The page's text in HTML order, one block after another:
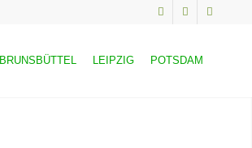
BRUNSBÜTTEL LEIPZIG POTSDAM